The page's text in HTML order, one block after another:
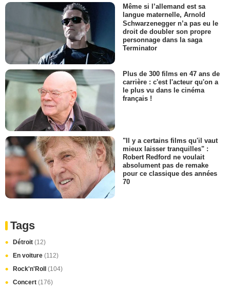
Même si l’allemand est sa
langue maternelle, Arnold
Schwarzenegger n’a pas eu le
droit de doubler son propre
personnage dans la saga
Terminator
Plus de 300 films en 47 ans de
carrière : c'est l'acteur qu'on a
le plus vu dans le cinéma
français !
"Il y a certains films qu'il vaut
mieux laisser tranquilles" :
Robert Redford ne voulait
absolument pas de remake
pour ce classique des années
70
Tags
Détroit (12)
En voiture (112)
Rock'n'Roll (104)
Concert (176)